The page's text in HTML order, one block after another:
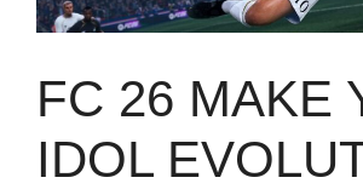
FC 26 MAKE
IDOL